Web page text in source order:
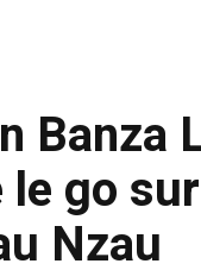
Banza
go
Nzau